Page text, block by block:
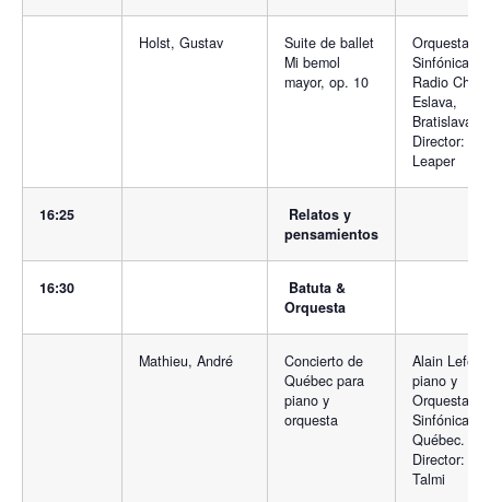
Holst, Gustav
Suite de ballet
Mi bemol
mayor, op. 10
Orquesta
Sinfónica
Radio
Eslava,
Bratislava.
Director:
Leaper
16:25
Relatos y
pensamientos
16:30
Batuta &
Orquesta
Mathieu, André
Concierto de
Québec para
piano y
orquesta
Alain
piano y
Orquesta
Sinfónica de
Québec.
Director:
Talmi